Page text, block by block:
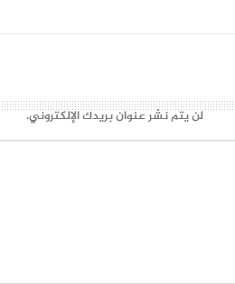
لن يتم نشر عنوان بريدك الإلكتروني.